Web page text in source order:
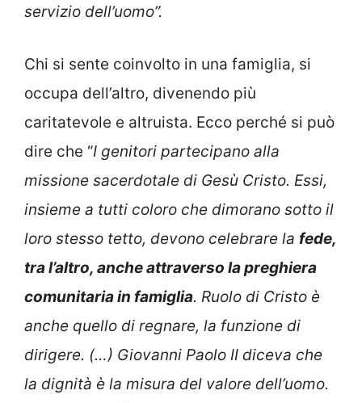
servizio dell’uomo”.
Chi si sente coinvolto in una famiglia, si
occupa dell’altro, divenendo più
caritatevole e altruista. Ecco perché si può
dire che “I genitori partecipano alla
missione sacerdotale di Gesù Cristo. Essi,
insieme a tutti coloro che dimorano sotto il
loro stesso tetto, devono celebrare la fede,
tra l’altro, anche attraverso la preghiera
comunitaria in famiglia. Ruolo di Cristo è
anche quello di regnare, la funzione di
dirigere. (…) Giovanni Paolo II diceva che
la dignità è la misura del valore dell’uomo.